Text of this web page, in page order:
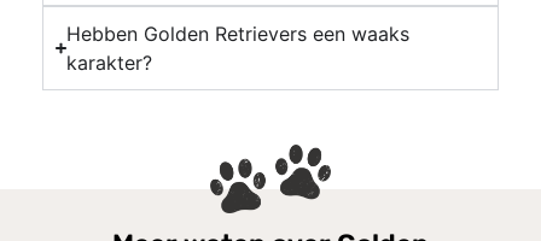
Hebben Golden Retrievers een waaks
karakter?